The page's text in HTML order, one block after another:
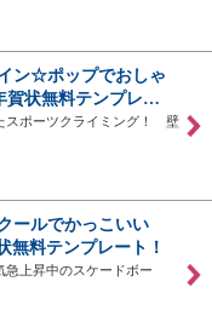
ン☆ポップでおしゃ
賀状無料テンプレ…
スポーツクライミング！ 壁
ールでかっこいい
無料テンプレート！
急上昇中のスケードボー